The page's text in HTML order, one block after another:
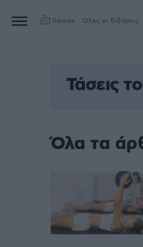
Games Όλες οι Ειδήσεις
Τάσεις
Όλα τα